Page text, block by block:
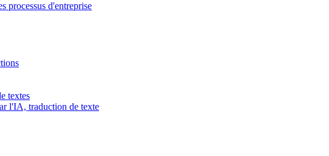
processus d'entreprise
textes
l'IA, traduction de texte